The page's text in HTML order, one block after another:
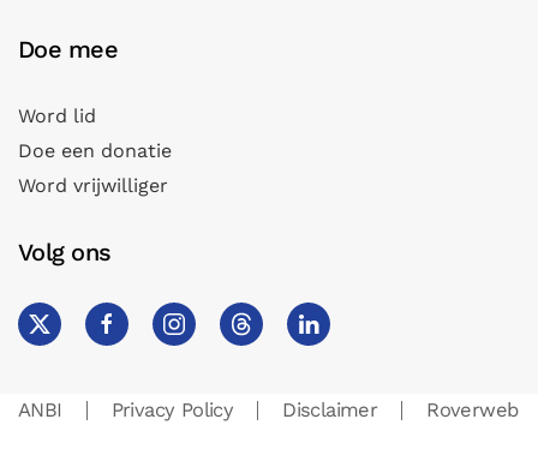
Doe mee
Word lid
Doe een donatie
Word vrijwilliger
Volg ons
ANBI Privacy Policy Disclaimer Roverweb